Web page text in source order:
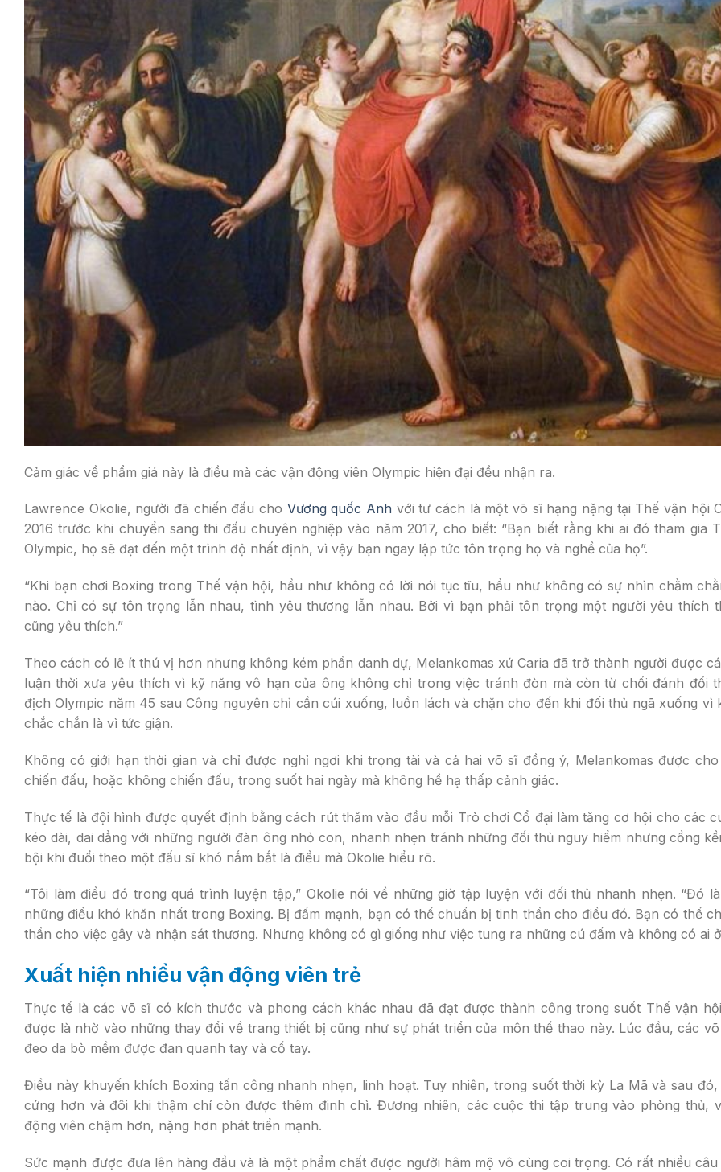
Cảm giác về phẩm giá này là điều mà các vận động viên Olympic hiện đại đều nhận ra.
Lawrence Okolie, người đã chiến đấu cho Vương quốc Anh với tư cách là một võ sĩ hạng nặng tại Thế vận hội
2016 trước khi chuyển sang thi đấu chuyên nghiệp vào năm 2017, cho biết: “Bạn biết rằng khi ai đó tham gia
Olympic, họ sẽ đạt đến một trình độ nhất định, vì vậy bạn ngay lập tức tôn trọng họ và nghề của họ”.
“Khi bạn chơi Boxing trong Thế vận hội, hầu như không có lời nói tục tĩu, hầu như không có sự nhìn chằm
nào. Chỉ có sự tôn trọng lẫn nhau, tình yêu thương lẫn nhau. Bởi vì bạn phải tôn trọng một người yêu thích
cũng yêu thích.”
Theo cách có lẽ ít thú vị hơn nhưng không kém phần danh dự, Melankomas xứ Caria đã trở thành người được
luận thời xưa yêu thích vì kỹ năng vô hạn của ông không chỉ trong việc tránh đòn mà còn từ chối đánh đối
địch Olympic năm 45 sau Công nguyên chỉ cần cúi xuống, luồn lách và chặn cho đến khi đối thủ ngã xuống vì
chắc chắn là vì tức giận.
Không có giới hạn thời gian và chỉ được nghỉ ngơi khi trọng tài và cả hai võ sĩ đồng ý, Melankomas được
chiến đấu, hoặc không chiến đấu, trong suốt hai ngày mà không hề hạ thấp cảnh giác.
Thực tế là đội hình được quyết định bằng cách rút thăm vào đầu mỗi Trò chơi Cổ đại làm tăng cơ hội cho các
kéo dài, dai dẳng với những người đàn ông nhỏ con, nhanh nhẹn tránh những đối thủ nguy hiểm nhưng cồng
bội khi đuổi theo một đấu sĩ khó nắm bắt là điều mà Okolie hiểu rõ.
“Tôi làm điều đó trong quá trình luyện tập,” Okolie nói về những giờ tập luyện với đối thủ nhanh nhẹn. “Đó
những điều khó khăn nhất trong Boxing. Bị đấm mạnh, bạn có thể chuẩn bị tinh thần cho điều đó. Bạn có thể
thần cho việc gây và nhận sát thương. Nhưng không có gì giống như việc tung ra những cú đấm và không có ai
Xuất hiện nhiều vận động viên trẻ
Thực tế là các võ sĩ có kích thước và phong cách khác nhau đã đạt được thành công trong suốt Thế vận
được là nhờ vào những thay đổi về trang thiết bị cũng như sự phát triển của môn thể thao này. Lúc đầu, các
đeo da bò mềm được đan quanh tay và cổ tay.
Điều này khuyến khích Boxing tấn công nhanh nhẹn, linh hoạt. Tuy nhiên, trong suốt thời kỳ La Mã và sau
cứng hơn và đôi khi thậm chí còn được thêm đinh chì. Đương nhiên, các cuộc thi tập trung vào phòng thủ,
động viên chậm hơn, nặng hơn phát triển mạnh.
Sức mạnh được đưa lên hàng đầu và là một phẩm chất được người hâm mộ vô cùng coi trọng. Có rất nhiều